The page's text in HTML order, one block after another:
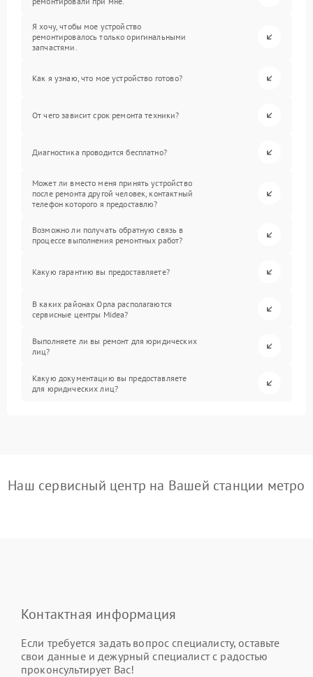
Я хочу, чтобы мое устройство
ремонтировалось только оригинальными
запчастями.
Как я узнаю, что мое устройство готово?
От чего зависит срок ремонта техники?
Диагностика проводится бесплатно?
Может ли вместо меня принять устройство
после ремонта другой человек, контактный
телефон которого я предоставлю?
Возможно ли получать обратную связь в
процессе выполнения ремонтных работ?
Какую гарантию вы предоставляете?
В каких районах Орла располагаются
сервисные центры Midea?
Выполняете ли вы ремонт для юридических
лиц?
Какую документацию вы предоставляете
для юридических лиц?
Наш сервисный центр на Вашей станции метро
Контактная информация
Если требуется задать вопрос специалисту, оставьте
свои данные и дежурный специалист с радостью
проконсультирует Вас!